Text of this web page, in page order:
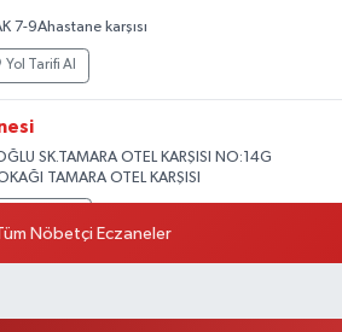
7-9Ahastane karşısı
Yol Tarifi Al
SK.TAMARA OTEL KARŞISI NO:14G
TAMARA OTEL KARŞISI
Nöbetçi Eczaneler